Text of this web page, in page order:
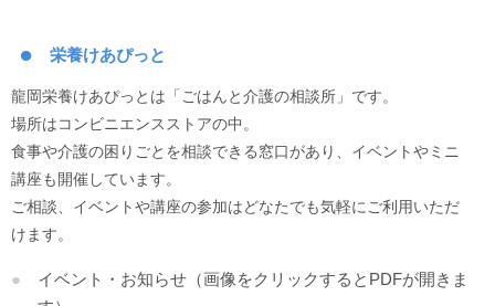
栄養けあぴっと
龍岡栄養けあぴっとは「ごはんと介護の相談所」です。
場所はコンビニエンスストアの中。
食事や介護の困りごとを相談できる窓口があり、イベントやミニ
講座も開催しています。
ご相談、イベントや講座の参加はどなたでも気軽にご利用いただ
けます。
イベント・お知らせ（画像をクリックするとPDFが開きま